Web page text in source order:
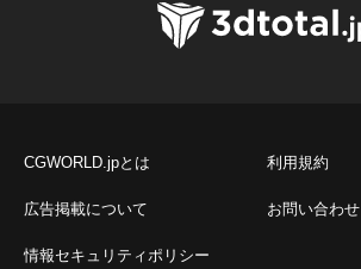
CGWORLD.jpとは 利用規約
広告掲載について お問い合わせ
情報セキュリティポリシー